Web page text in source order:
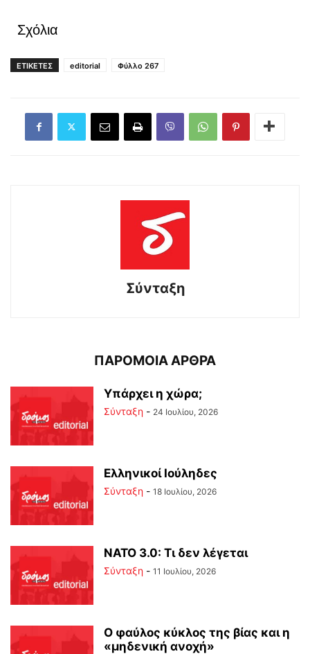
Σχόλια
ΕΤΙΚΕΤΕΣ editorial Φύλλο 267
Σύνταξη
ΠΑΡΟΜΟΙΑ ΑΡΘΡΑ
Υπάρχει η χώρα;
Σύνταξη - 24 Ιουλίου, 2026
Ελληνικοί Ιούληδες
Σύνταξη - 18 Ιουλίου, 2026
ΝΑΤΟ 3.0: Τι δεν λέγεται
Σύνταξη - 11 Ιουλίου, 2026
Ο φαύλος κύκλος της βίας και η
«μηδενική ανοχή»